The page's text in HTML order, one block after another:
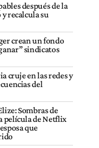
después de la
recalcula su
crean un fondo
sindicatos
cruje en las redes y
del
Sombras de
película de Netflix
que